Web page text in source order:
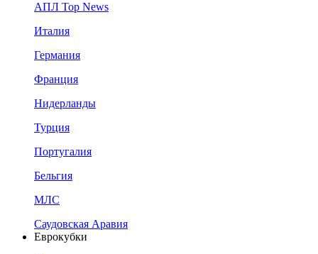
АПЛ Top News
Италия
Германия
Франция
Нидерланды
Турция
Португалия
Бельгия
МЛС
Саудовская Аравия
Еврокубки